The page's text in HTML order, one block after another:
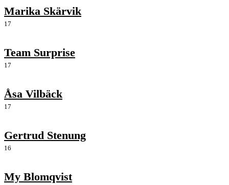
Marika Skärvik
17
Team Surprise
17
Åsa Vilbäck
17
Gertrud Stenung
16
My Blomqvist